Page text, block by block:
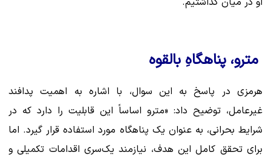
مترو، پناهگاهِ بالقوه
هرمزی در پاسخ به این سوال، با اشاره به اهمیت پدافند
غیرعامل، توضیح داد: «مترو اساساً این قابلیت را دارد که در
شرایط بحرانی، به عنوان یک پناهگاه مورد استفاده قرار گیرد. اما
برای تحقق کامل این هدف، نیازمند یک‌سری اقدامات تکمیلی و